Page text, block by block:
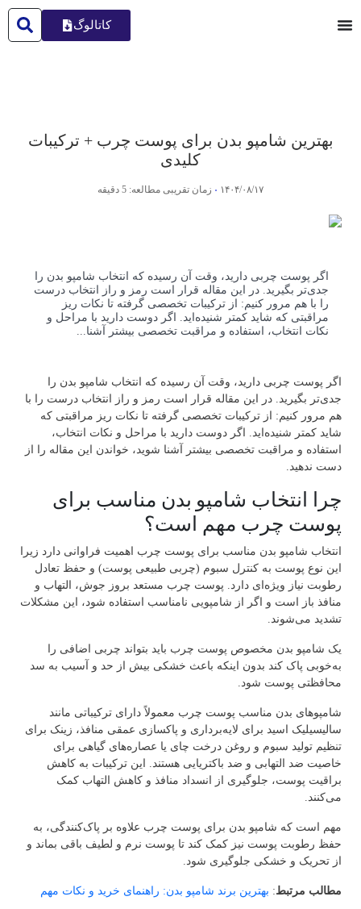
کاتالوگ
بهترین شامپو بدن برای پوست چرب​ + ترکیبات
کلیدی
۱۴۰۴/۰۸/۱۷ زمان تقریبی مطالعه: 5 دقیقه
اگر پوست چربی دارید، وقت آن رسیده که انتخاب شامپو بدن را
جدی‌تر بگیرید. در این مقاله قرار است رمز و راز انتخاب درست
را با هم مرور کنیم: از ترکیبات تخصصی گرفته تا نکات ریز
مراقبتی که شاید کمتر شنیده‌اید. اگر دوست دارید با مراحل و
نکات انتخاب، استفاده و مراقبت تخصصی بیشتر آشنا...
اگر پوست چربی دارید، وقت آن رسیده که انتخاب شامپو بدن را
جدی‌تر بگیرید. در این مقاله قرار است رمز و راز انتخاب درست را با
هم مرور کنیم: از ترکیبات تخصصی گرفته تا نکات ریز مراقبتی که
شاید کمتر شنیده‌اید. اگر دوست دارید با مراحل و نکات انتخاب،
استفاده و مراقبت تخصصی بیشتر آشنا شوید، خواندن این مقاله را از
دست ندهید.
چرا انتخاب شامپو بدن مناسب برای
پوست چرب مهم است؟
انتخاب شامپو بدن مناسب برای پوست چرب اهمیت فراوانی دارد زیرا
این نوع پوست به کنترل سبوم (چربی طبیعی پوست) و حفظ تعادل
رطوبت نیاز ویژه‌ای دارد. پوست چرب مستعد بروز جوش، التهاب و
منافذ باز است و اگر از شامپویی نامناسب استفاده شود، این مشکلات
تشدید می‌شوند.
یک شامپو بدن مخصوص پوست چرب باید بتواند چربی اضافی را
به‌خوبی پاک کند بدون اینکه باعث خشکی بیش از حد و آسیب به سد
محافظتی پوست شود.
شامپوهای بدن مناسب پوست چرب معمولاً دارای ترکیباتی مانند
سالیسیلیک اسید برای لایه‌برداری و پاکسازی عمقی منافذ، زینک برای
تنظیم تولید سبوم و روغن درخت چای یا عصاره‌های گیاهی برای
خاصیت ضد التهابی و ضد باکتریایی هستند. این ترکیبات به کاهش
براقیت پوست، جلوگیری از انسداد منافذ و کاهش التهاب کمک
می‌کنند.
مهم است که شامپو بدن برای پوست چرب علاوه بر پاک‌کنندگی، به
حفظ رطوبت پوست نیز کمک کند تا پوست نرم و لطیف باقی بماند و
از تحریک و خشکی جلوگیری شود.
مطالب مرتبط: بهترین برند شامپو بدن: راهنمای خرید و نکات مهم